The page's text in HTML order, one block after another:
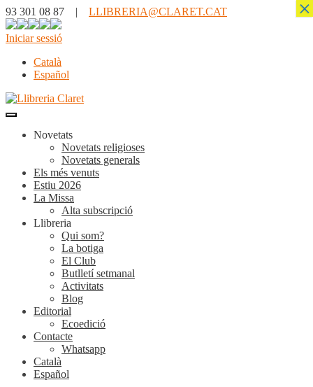
93 301 08 87 | LLIBRERIA@CLARET.CAT
Iniciar sessió
Català
Español
Novetats
Novetats religioses
Novetats generals
Els més venuts
Estiu 2026
La Missa
Alta subscripció
Llibreria
Qui som?
La botiga
El Club
Butlletí setmanal
Activitats
Blog
Editorial
Ecoedició
Contacte
Whatsapp
Català
Español
×